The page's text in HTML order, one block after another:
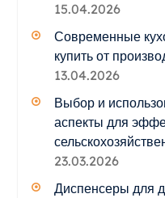
15.04.2026
Современные
купить от
13.04.2026
Выбор и
аспекты для
23.03.2026
Диспенсеры для